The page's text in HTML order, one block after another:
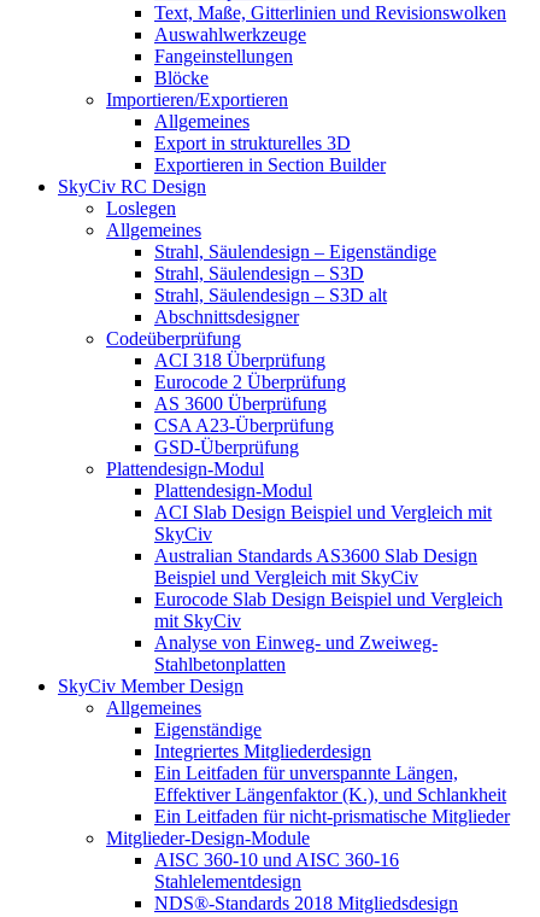
Text, Maße, Gitterlinien und Revisionswolken
Auswahlwerkzeuge
Fangeinstellungen
Blöcke
Importieren/Exportieren
Allgemeines
Export in strukturelles 3D
Exportieren in Section Builder
SkyCiv RC Design
Loslegen
Allgemeines
Strahl, Säulendesign – Eigenständige
Strahl, Säulendesign – S3D
Strahl, Säulendesign – S3D alt
Abschnittsdesigner
Codeüberprüfung
ACI 318 Überprüfung
Eurocode 2 Überprüfung
AS 3600 Überprüfung
CSA A23-Überprüfung
GSD-Überprüfung
Plattendesign-Modul
Plattendesign-Modul
ACI Slab Design Beispiel und Vergleich mit
SkyCiv
Australian Standards AS3600 Slab Design
Beispiel und Vergleich mit SkyCiv
Eurocode Slab Design Beispiel und Vergleich
mit SkyCiv
Analyse von Einweg- und Zweiweg-
Stahlbetonplatten
SkyCiv Member Design
Allgemeines
Eigenständige
Integriertes Mitgliederdesign
Ein Leitfaden für unverspannte Längen,
Effektiver Längenfaktor (K.), und Schlankheit
Ein Leitfaden für nicht-prismatische Mitglieder
Mitglieder-Design-Module
AISC 360-10 und AISC 360-16
Stahlelementdesign
NDS®-Standards 2018 Mitgliedsdesign